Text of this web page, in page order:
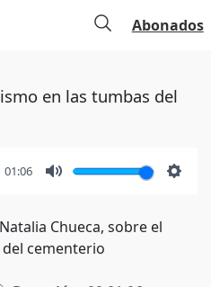
Abonados
en las tumbas del
01:06
Chueca, sobre el
cementerio